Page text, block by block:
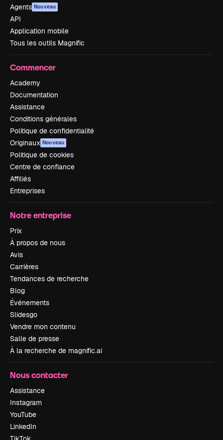
Agents Nouveau
API
Application mobile
Tous les outils Magnific
Commencer
Academy
Documentation
Assistance
Conditions générales
Politique de confidentialité
Originaux Nouveau
Politique de cookies
Centre de confiance
Affiliés
Entreprises
Notre entreprise
Prix
À propos de nous
Avis
Carrières
Tendances de recherche
Blog
Événements
Slidesgo
Vendre mon contenu
Salle de presse
À la recherche de magnific.ai
Nous contacter
Assistance
Instagram
YouTube
LinkedIn